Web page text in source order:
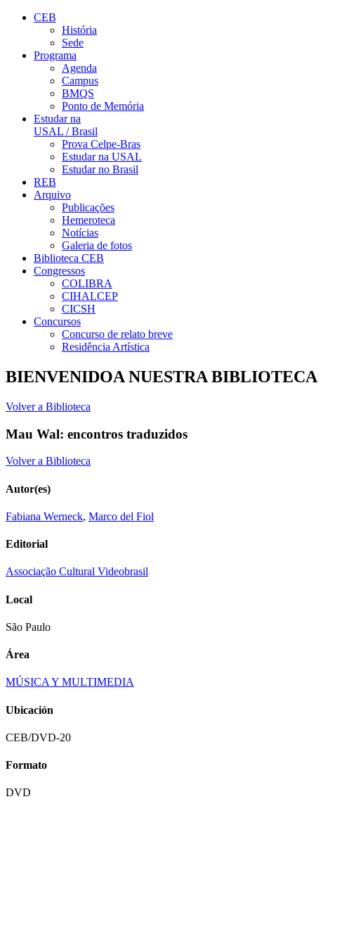
CEB
História
Sede
Programa
Agenda
Campus
BMQS
Ponto de Memória
Estudar na
USAL / Brasil
Prova Celpe-Bras
Estudar na USAL
Estudar no Brasil
REB
Arquivo
Publicações
Hemeroteca
Notícias
Galeria de fotos
Biblioteca CEB
Congressos
COLIBRA
CIHALCEP
CICSH
Concursos
Concurso de relato breve
Residência Artística
BIENVENIDOA NUESTRA BIBLIOTECA
Volver a Biblioteca
Mau Wal: encontros traduzidos
Volver a Biblioteca
Autor(es)
Fabiana Werneck, Marco del Fiol
Editorial
Associação Cultural Videobrasil
Local
São Paulo
Área
MÚSICA Y MULTIMEDIA
Ubicación
CEB/DVD-20
Formato
DVD